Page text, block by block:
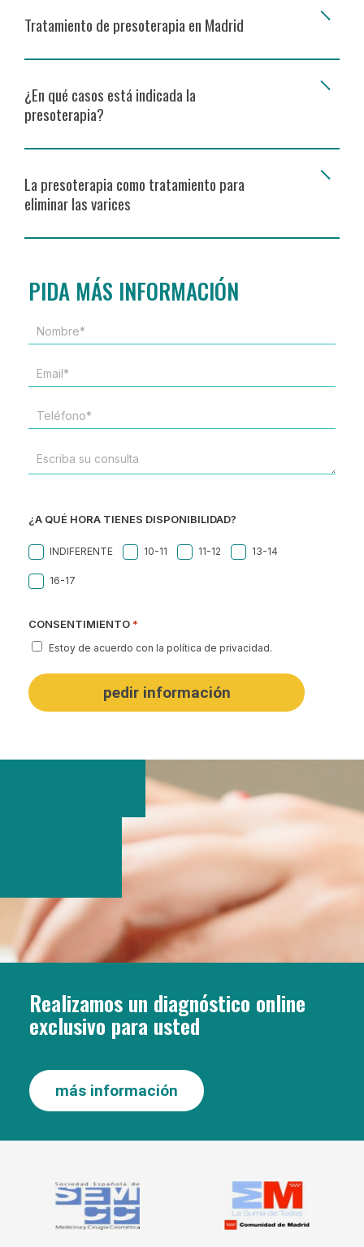
Tratamiento de presoterapia en Madrid
¿En qué casos está indicada la
presoterapia?
La presoterapia como tratamiento para
eliminar las varices
PIDA MÁS INFORMACIÓN
NOMBRE*
*
EMAIL
*
TELÉFONO
*
ESCRIBA
SU
¿A QUÉ HORA TIENES DISPONIBILIDAD?
INDIFERENTE 10-11 11-12 13-14
16-17
CONSENTIMIENTO *
Estoy de acuerdo con la política de privacidad.
Realizamos un diagnóstico online
exclusivo para usted
más información